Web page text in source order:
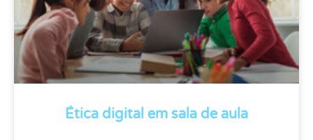
Ética digital em sala de aula